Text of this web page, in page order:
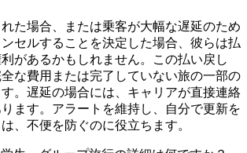
た場合、または乗客が大幅な遅延のため
セルすることを決定した場合、彼らは払
があるかもしれません。この払い戻し
な費用または完了していない旅の一部の
。遅延の場合には、キャリアが直接連絡
ます。アラートを維持し、自分で更新を
、不便を防ぐのに役立ちます。